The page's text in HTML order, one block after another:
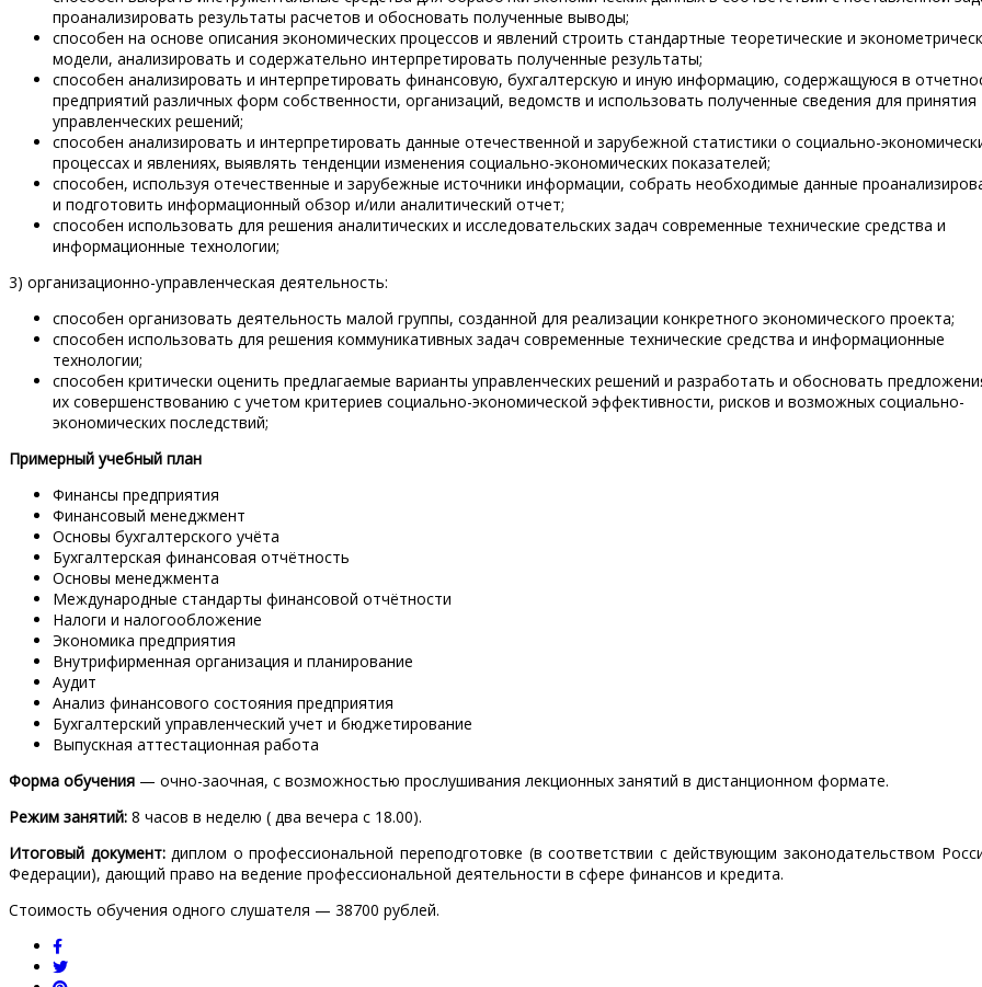
проанализировать результаты расчетов и обосновать полученные выводы;
способен на основе описания экономических процессов и явлений строить стандартные теоретические и
модели, анализировать и содержательно интерпретировать полученные результаты;
способен анализировать и интерпретировать финансовую, бухгалтерскую и иную информацию, содержащуюся в
предприятий различных форм собственности, организаций, ведомств и использовать полученные сведения для принятия
управленческих решений;
способен анализировать и интерпретировать данные отечественной и зарубежной статистики о социально-
процессах и явлениях, выявлять тенденции изменения социально-экономических показателей;
способен, используя отечественные и зарубежные источники информации, собрать необходимые данные
и подготовить информационный обзор и/или аналитический отчет;
способен использовать для решения аналитических и исследовательских задач современные технические средства и
информационные технологии;
3) организационно-управленческая деятельность:
способен организовать деятельность малой группы, созданной для реализации конкретного экономического проекта;
способен использовать для решения коммуникативных задач современные технические средства и информационные
технологии;
способен критически оценить предлагаемые варианты управленческих решений и разработать и обосновать
их совершенствованию с учетом критериев социально-экономической эффективности, рисков и возможных социально-
экономических последствий;
Примерный учебный план
Финансы предприятия
Финансовый менеджмент
Основы бухгалтерского учёта
Бухгалтерская финансовая отчётность
Основы менеджмента
Международные стандарты финансовой отчётности
Налоги и налогообложение
Экономика предприятия
Внутрифирменная организация и планирование
Аудит
Анализ финансового состояния предприятия
Бухгалтерский управленческий учет и бюджетирование
Выпускная аттестационная работа
Форма обучения — очно-заочная, с возможностью прослушивания лекционных занятий в дистанционном формате.
Режим занятий: 8 часов в неделю ( два вечера с 18.00).
Итоговый документ:диплом о профессиональной переподготовке (в соответствии с действующим законодательством
Федерации), дающий право на ведение профессиональной деятельности в сфере финансов и кредита.
Стоимость обучения одного слушателя — 38700 рублей.